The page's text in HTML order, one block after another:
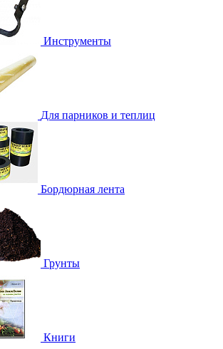
Инструменты
Для парников и теплиц
Бордюрная лента
Грунты
Книги